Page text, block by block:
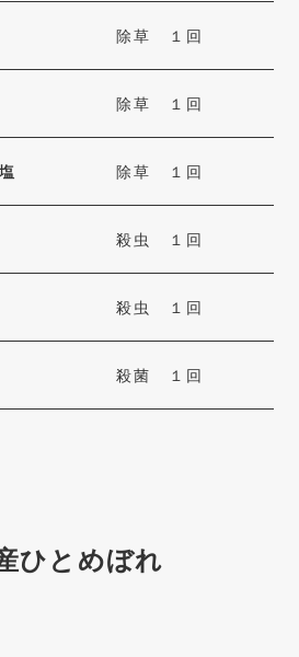
除草 １回
除草 １回
除草 １回
殺虫 １回
殺虫 １回
殺菌 １回
ひとめぼれ